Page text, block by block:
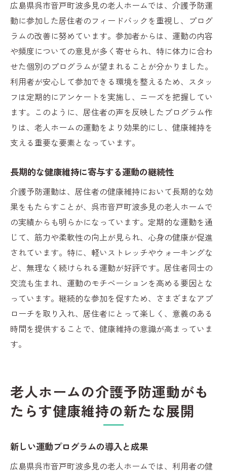
広島県呉市音戸町波多見の老人ホームでは、介護予防運
動に参加した居住者のフィードバックを重視し、プログ
ラムの改善に努めています。参加者からは、運動の内容
や頻度についての意見が多く寄せられ、特に体力に合わ
せた個別のプログラムが望まれることが分かりました。
利用者が安心して参加できる環境を整えるため、スタッ
フは定期的にアンケートを実施し、ニーズを把握してい
ます。このように、居住者の声を反映したプログラム作
りは、老人ホームの運動をより効果的にし、健康維持を
支える重要な要素となっています。
長期的な健康維持に寄与する運動の継続性
介護予防運動は、居住者の健康維持において長期的な効
果をもたらすことが、呉市音戸町波多見の老人ホームで
の実績からも明らかになっています。定期的な運動を通
じて、筋力や柔軟性の向上が見られ、心身の健康が促進
されています。特に、軽いストレッチやウォーキングな
ど、無理なく続けられる運動が好評です。居住者同士の
交流も生まれ、運動のモチベーションを高める要因とな
っています。継続的な参加を促すため、さまざまなアプ
ローチを取り入れ、居住者にとって楽しく、意義のある
時間を提供することで、健康維持の意識が高まっていま
す。
老人ホームの介護予防運動がも
たらす健康維持の新たな展開
新しい運動プログラムの導入と成果
広島県呉市音戸町波多見の老人ホームでは、利用者の健